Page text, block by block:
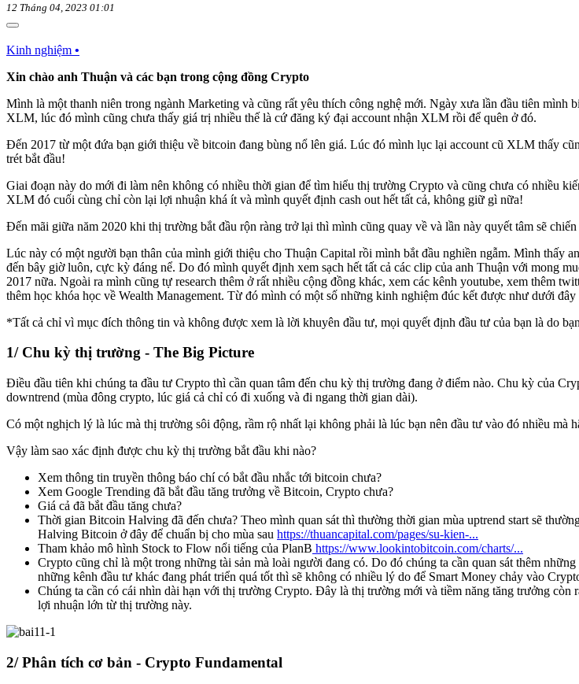
12 Tháng 04, 2023 01:01
Kinh nghiệm •
Xin chào anh Thuận và các bạn trong cộng đồng Crypto
Mình là một thanh niên trong ngành Marketing và cũng rất yêu thích công nghệ mới. Ngày xưa lần đầu tiên
XLM, lúc đó mình cũng chưa thấy giá trị nhiều thế là cứ đăng ký đại account nhận XLM rồi để quên ở đó.
Đến 2017 từ một đứa bạn giới thiệu về bitcoin đang bùng nổ lên giá. Lúc đó mình lục lại account cũ XLM thấy
trét bắt đầu!
Giai đoạn này do mới đi làm nên không có nhiều thời gian để tìm hiểu thị trường Crypto và cũng chưa có nhiều
XLM đó cuối cùng chỉ còn lại lợi nhuận khá ít và mình quyết định cash out hết tất cả, không giữ gì nữa!
Đến mãi giữa năm 2020 khi thị trường bắt đầu rộn ràng trở lại thì mình cũng quay về và lần này quyết tâm sẽ
Lúc này có một người bạn thân của mình giới thiệu cho Thuận Capital rồi mình bắt đầu nghiền ngẫm. Mình
đến bây giờ luôn, cực kỳ đáng nể. Do đó mình quyết định xem sạch hết tất cả các clip của anh Thuận với mong
2017 nữa. Ngoài ra mình cũng tự research thêm ở rất nhiều cộng đồng khác, xem các kênh youtube, xem thêm
thêm học khóa học về Wealth Management. Từ đó mình có một số những kinh nghiệm đúc kết được như dưới
*Tất cả chỉ vì mục đích thông tin và không được xem là lời khuyên đầu tư, mọi quyết định đầu tư của bạn là do
1/ Chu kỳ thị trường - The Big Picture
Điều đầu tiên khi chúng ta đầu tư Crypto thì cần quan tâm đến chu kỳ thị trường đang ở điểm nào. Chu kỳ của
downtrend (mùa đông crypto, lúc giá cả chỉ có đi xuống và đi ngang thời gian dài).
Có một nghịch lý là lúc mà thị trường sôi động, rầm rộ nhất lại không phải là lúc bạn nên đầu tư vào đó nhiều mà
Vậy làm sao xác định được chu kỳ thị trường bắt đầu khi nào?
Xem thông tin truyền thông báo chí có bắt đầu nhắc tới bitcoin chưa?
Xem Google Trending đã bắt đầu tăng trưởng về Bitcoin, Crypto chưa?
Giá cả đã bắt đầu tăng chưa?
Thời gian Bitcoin Halving đã đến chưa? Theo mình quan sát thì thường thời gian mùa uptrend start sẽ
Halving Bitcoin ở đây để chuẩn bị cho mùa sau https://thuancapital.com/pages/su-kien-...
Tham khảo mô hình Stock to Flow nổi tiếng của PlanB https://www.lookintobitcoin.com/charts/...
Crypto cũng chỉ là một trong những tài sản mà loài người đang có. Do đó chúng ta cần quan sát thêm
những kênh đầu tư khác đang phát triển quá tốt thì sẽ không có nhiều lý do để Smart Money chảy vào
​Chúng ta cần có cái nhìn dài hạn với thị trường Crypto. Đây là thị trường mới và tiềm năng tăng trưởng
lợi nhuận lớn từ thị trường này.
2/ Phân tích cơ bản - Crypto Fundamental